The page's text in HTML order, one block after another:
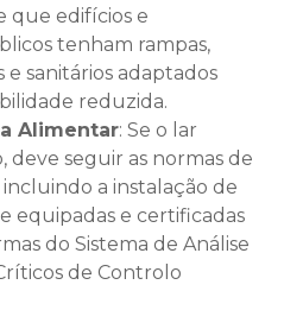
que edifícios e
tenham rampas,
e sanitários adaptados
reduzida.
Alimentar: Se o lar
seguir as normas de
a instalação de
equipadas e certificadas
do Sistema de Análise
de Controlo